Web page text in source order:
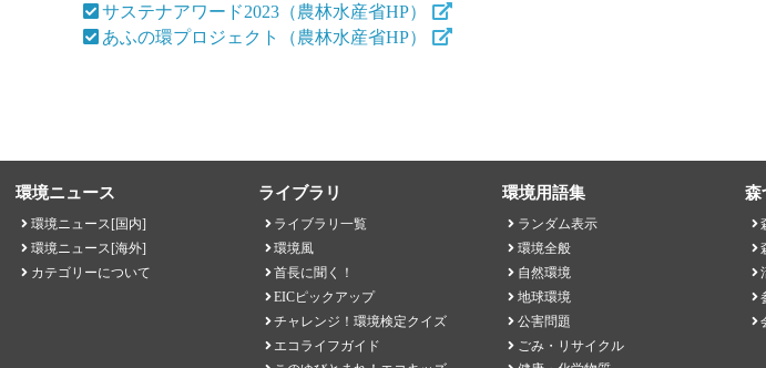
サステナアワード2023（農林水産省HP）
あふの環プロジェクト（農林水産省HP）
環境ニュース
環境ニュース[国内]
環境ニュース[海外]
カテゴリーについて
ライブラリ
ライブラリ一覧
環境風
首長に聞く！
EICピックアップ
チャレンジ！環境検定クイズ
エコライフガイド
環境用語集
ランダム表示
環境全般
自然環境
地球環境
公害問題
ごみ・リサイクル
森